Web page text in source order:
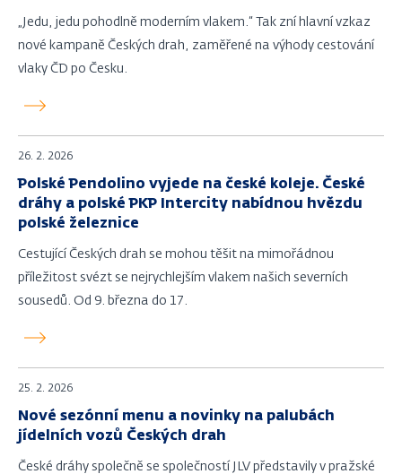
„Jedu, jedu pohodlně moderním vlakem.“ Tak zní hlavní vzkaz
nové kampaně Českých drah, zaměřené na výhody cestování
vlaky ČD po Česku.
26. 2. 2026
Polské Pendolino vyjede na české koleje. České
dráhy a polské PKP Intercity nabídnou hvězdu
polské železnice
Cestující Českých drah se mohou těšit na mimořádnou
příležitost svézt se nejrychlejším vlakem našich severních
sousedů. Od 9. března do 17.
25. 2. 2026
Nové sezónní menu a novinky na palubách
jídelních vozů Českých drah
České dráhy společně se společností JLV představily v pražské